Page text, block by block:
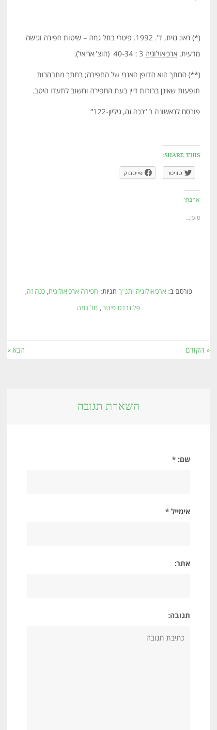
(*) ראו: גזית, ד’. 1992. פיטרי בתל גמה – שיטות חפירה וגישה
מדעית. ארכיאולוגיה
(**) החתך הוא הדופן האנכי של החפירה; בחתך מתבהרות
תופעות שאינן ברורות דיין בעת החפירה וחשוב לתעדו היטב.
פורסם לראשונה ב “ככה זה, גיליון-122”
SHARE THIS:
טוויטר פייסבוק
אהבתי
טוען...
פורסם ב: ארכיאולוגיה ותנ"ך תגיות: חפירה ארכיאולוגית,ככה זה,
פלינדרס פיטרי, תל גמה
« הקודם הבא »
השארת תגובה
שם: *
אימייל *
אתר:
תגובה: